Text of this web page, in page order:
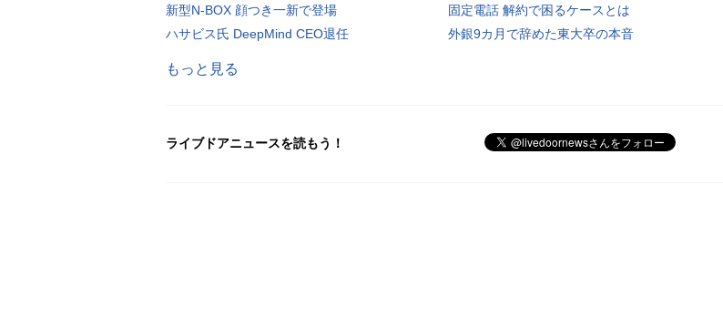
新型N-BOX 顔つき一新で登場
ハサビス氏 DeepMind CEO退任
固定電話 解約で困るケースとは
外銀9カ月で辞めた東大卒の本音
もっと見る
ライブドアニュースを読もう！